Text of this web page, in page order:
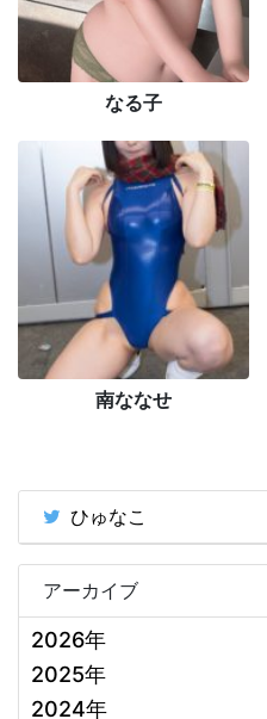
なる子
南ななせ
ひゅなこ
アーカイブ
2026年
2025年
2024年